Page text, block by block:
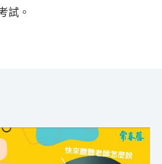
試。